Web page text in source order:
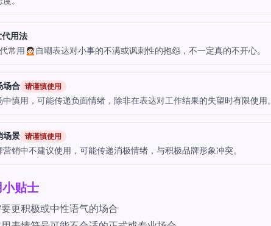
用法
常用🙍🏻自嘲表达对小事的不满或讽刺性的抱怨，不一定真的不开心。
场合 请谨慎使用
中慎用，可能传递负面情绪，除非在表达对工作结果的失望时有限使用。
场景 请谨慎使用
营销中不建议使用，可能传递消极情绪，与积极品牌形象冲突。
贴士
更积极或中性语气的场合